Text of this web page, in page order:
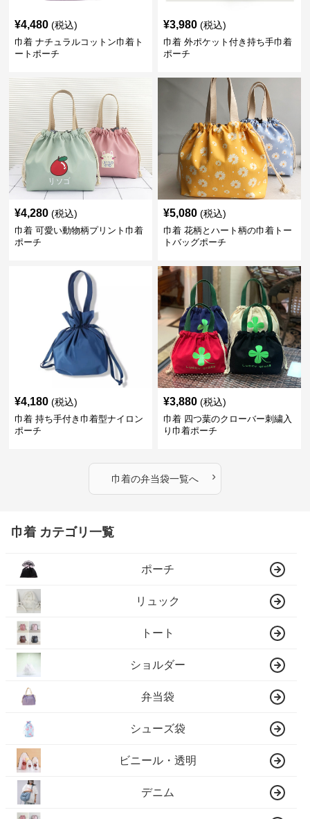
¥4,480 (税込)
巾着 ナチュラルコットン巾着ト
ートポーチ
¥3,980 (税込)
巾着 外ポケット付き持ち手巾着
ポーチ
¥4,280 (税込)
巾着 可愛い動物柄プリント巾着
ポーチ
¥5,080 (税込)
巾着 花柄とハート柄の巾着トー
トバッグポーチ
¥4,180 (税込)
巾着 持ち手付き巾着型ナイロン
ポーチ
¥3,880 (税込)
巾着 四つ葉のクローバー刺繍入
り巾着ポーチ
巾着の弁当袋一覧へ ›
巾着 カテゴリ一覧
ポーチ
リュック
トート
ショルダー
弁当袋
シューズ袋
ビニール・透明
デニム